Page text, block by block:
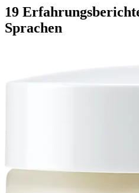
19
Sprachen